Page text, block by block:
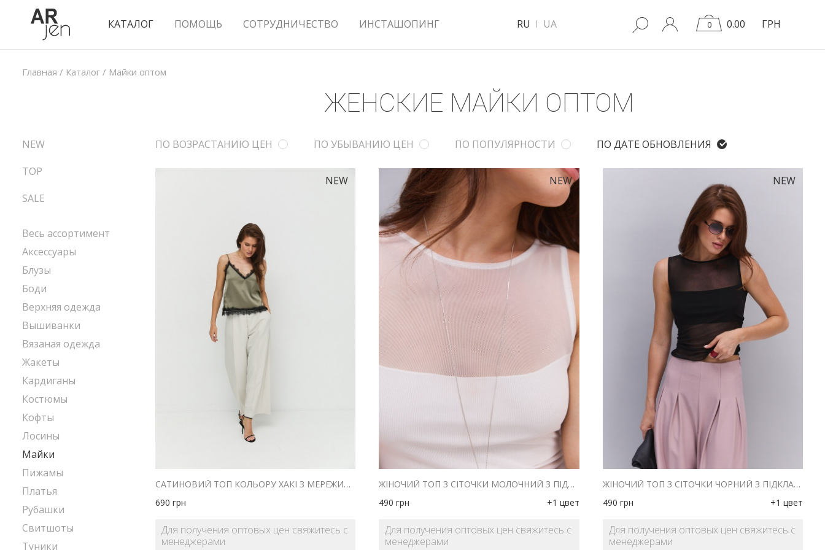
КАТАЛОГ ПОМОЩЬ СОТРУДНИЧЕСТВО ИНСТАШОПИНГ RU UA 0 0.00 ГРН
Главная / Каталог / Майки оптом
ЖЕНСКИЕ МАЙКИ ОПТОМ
ПО ВОЗРАСТАНИЮ ЦЕН ПО УБЫВАНИЮ ЦЕН ПО ПОПУЛЯРНОСТИ ПО ДАТЕ ОБНОВЛЕНИЯ
NEW
САТИНОВИЙ ТОП КОЛЬОРУ ХАКІ З МЕРЕЖИВОМ І РОЗРІЗАМИ
690 грн
Для получения оптовых цен свяжитесь с
менеджерами
NEW
ЖІНОЧИЙ ТОП З СІТОЧКИ МОЛОЧНИЙ З ПІДКЛАДКОЮ В РУБЧИК
490 грн +1 цвет
Для получения оптовых цен свяжитесь с
менеджерами
NEW
ЖІНОЧИЙ ТОП З СІТОЧКИ ЧОРНИЙ З ПІДКЛАДКОЮ В РУБЧИК
490 грн +1 цвет
Для получения оптовых цен свяжитесь с
менеджерами
NEW
TOP
SALE
Весь ассортимент
Аксессуары
Блузы
Боди
Верхняя одежда
Вышиванки
Вязаная одежда
Жакеты
Кардиганы
Костюмы
Кофты
Лосины
Майки
Пижамы
Платья
Рубашки
Свитшоты
Туники